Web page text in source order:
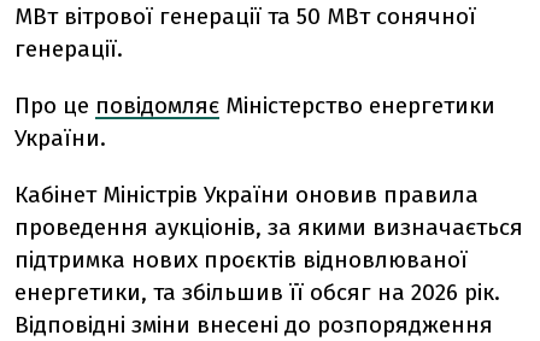
МВт вітрової генерації та 50 МВт сонячної
генерації.
Про це повідомляє Міністерство енергетики
України.
Кабінет Міністрів України оновив правила
проведення аукціонів, за якими визначається
підтримка нових проєктів відновлюваної
енергетики, та збільшив її обсяг на 2026 рік.
Відповідні зміни внесені до розпорядження